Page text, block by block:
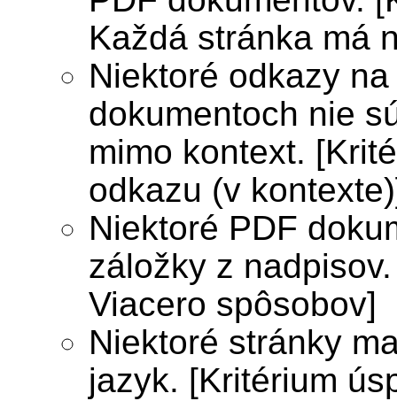
Každá stránka má
Niektoré odkazy
dokumentoch nie
mimo kontext.
odkazu (v
Niektoré PDF
záložky z
Viacero spôsobov]
Niektoré stránky
jazyk. [Kritérium